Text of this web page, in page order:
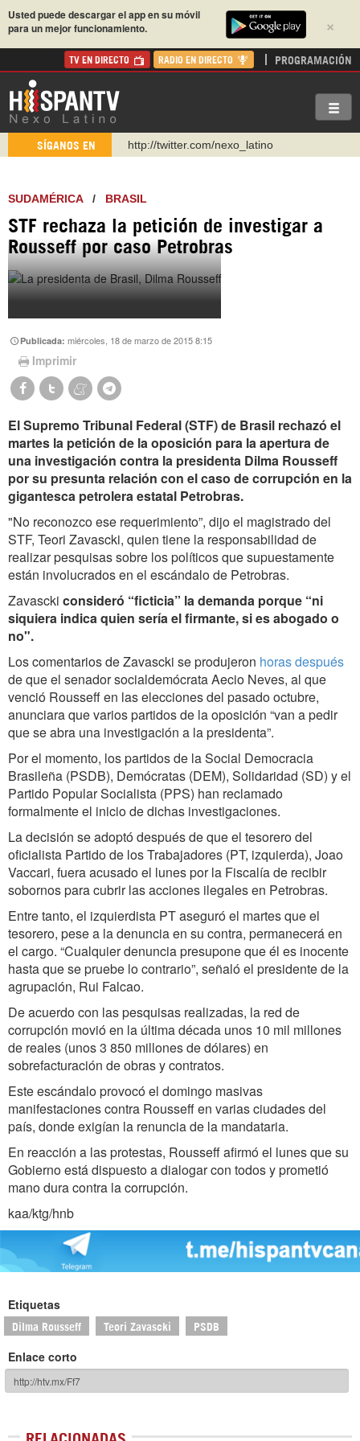
×
Usted puede descargar el app en su móvil
para un mejor funcionamiento.
TV EN DIRECTO RADIO EN DIRECTO PROGRAMACIÓN
SÍGANOS EN
http://twitter.com/nexo_latino
https://urmedium.com/c/hispantv
WhatsApp y Viber: +98 921 79 29 404
Instagram como: hispan_tv
SUDAMÉRICA/ BRASIL
STF rechaza la petición de investigar a
Rousseff por caso Petrobras
Publicada:miércoles, 18 de marzo de 2015 8:15
Imprimir
El Supremo Tribunal Federal (STF) de Brasil rechazó el
martes la petición de la oposición para la apertura de
una investigación contra la presidenta Dilma Rousseff
por su presunta relación con el caso de corrupción en la
gigantesca petrolera estatal Petrobras.
"No reconozco ese requerimiento”, dijo el magistrado del
STF, Teori Zavascki, quien tiene la responsabilidad de
realizar pesquisas sobre los políticos que supuestamente
están involucrados en el escándalo de Petrobras.
Zavascki consideró “ficticia” la demanda porque “ni
siquiera indica quien sería el firmante, si es abogado o
no".
Los comentarios de Zavascki se produjeron horas después
de que el senador socialdemócrata Aecio Neves, al que
venció Rousseff en las elecciones del pasado octubre,
anunciara que varios partidos de la oposición “van a pedir
que se abra una investigación a la presidenta”.
Por el momento, los partidos de la Social Democracia
Brasileña (PSDB), Demócratas (DEM), Solidaridad (SD) y el
Partido Popular Socialista (PPS) han reclamado
formalmente el inicio de dichas investigaciones.
La decisión se adoptó después de que el tesorero del
oficialista Partido de los Trabajadores (PT, izquierda), Joao
Vaccari, fuera acusado el lunes por la Fiscalía de recibir
sobornos para cubrir las acciones ilegales en Petrobras.
Entre tanto, el izquierdista PT aseguró el martes que el
tesorero, pese a la denuncia en su contra, permanecerá en
el cargo. “Cualquier denuncia presupone que él es inocente
hasta que se pruebe lo contrario”, señaló el presidente de la
agrupación, Rui Falcao.
De acuerdo con las pesquisas realizadas, la red de
corrupción movió en la última década unos 10 mil millones
de reales (unos 3 850 millones de dólares) en
sobrefacturación de obras y contratos.
Este escándalo provocó el domingo masivas
manifestaciones contra Rousseff en varias ciudades del
país, donde exigían la renuncia de la mandataria.
En reacción a las protestas, Rousseff afirmó el lunes que su
Gobierno está dispuesto a dialogar con todos y prometió
mano dura contra la corrupción.
kaa/ktg/hnb
Etiquetas
Dilma Rousseff Teori Zavascki PSDB
Enlace corto
RELACIONADAS